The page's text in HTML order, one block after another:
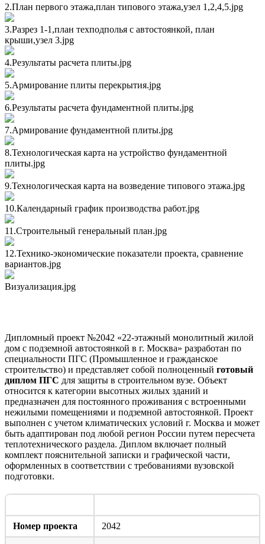
2.План первого этажа,план типового этажа,узел 1,2,4,5.jpg
3.Разрез 1-1,план техподполья с автостоянкой, план
крыши,узел 3.jpg
4.Результаты расчета плиты.jpg
5.Армирование плиты перекрытия.jpg
6.Результаты расчета фундаментной плиты.jpg
7.Армирование фундаментной плиты.jpg
8.Технологическая карта на устройство фундаментной
плиты.jpg
9.Технологическая карта на возведение типового этажа.jpg
10.Календарный график производства работ.jpg
11.Строительный генеральный план.jpg
12.Технико-экономические показатели проекта, сравнение
вариантов.jpg
Визуализация.jpg
Дипломный проект №2042 «22-этажный монолитный жилой
дом с подземной автостоянкой в г. Москва» разработан по
специальности ПГС (Промышленное и гражданское
строительство) и представляет собой полноценный готовый
диплом ПГС для защиты в строительном вузе. Объект
относится к категории высотных жилых зданий и
предназначен для постоянного проживания с встроенными
нежилыми помещениями и подземной автостоянкой. Проект
выполнен с учетом климатических условий г. Москва и может
быть адаптирован под любой регион России путем пересчета
теплотехнического раздела. Диплом включает полный
комплект пояснительной записки и графической части,
оформленных в соответствии с требованиями вузовской
подготовки.
Номер проекта 2042